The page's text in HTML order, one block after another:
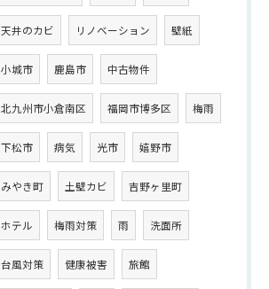
天井のカビ リノベーション 壁紙
小城市 鹿島市 中古物件
北九州市小倉南区 福岡市博多区 梅雨
下松市 病気 光市 嬉野市
みやき町 土壁カビ 吉野ヶ里町
ホテル 梅雨対策 雨 洗面所
台風対策 健康被害 旅館